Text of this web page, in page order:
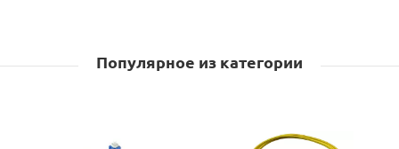
Популярное из категории